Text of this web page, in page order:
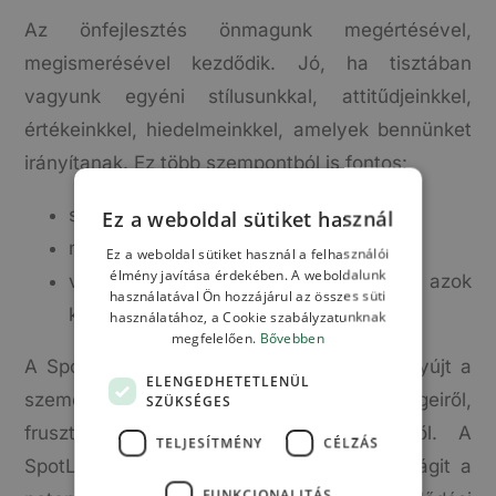
Az önfejlesztés önmagunk megértésével,
megismerésével kezdődik. Jó, ha tisztában
vagyunk egyéni stílusunkkal, attitűdjeinkkel,
értékeinkkel, hiedelmeinkkel, amelyek bennünket
irányítanak. Ez több szempontból is fontos:
személyes fejlesztés, fejlődés
mások megértése, elfogadása
viselkedési különbségek felismerése, azok
kezelése
A SpotLight teszt kiváló egységes képet nyújt a
személyiség erősségeiről, gyengeségeiről,
frusztrációról, kihívást jelentő területeiről. A
SpotLightot tekinthetjük úgy is, hogy rávilágit a
Ez a weboldal sütiket használ
Ez a weboldal sütiket használ a felhasználói
élmény javítása érdekében. A weboldalunk
használatával Ön hozzájárul az összes süti
használatához, a Cookie szabályzatunknak
megfelelően. Bővebben
ELENGEDHETETLENÜL
SZÜKSÉGES
TELJESÍTMÉNY CÉLZÁS